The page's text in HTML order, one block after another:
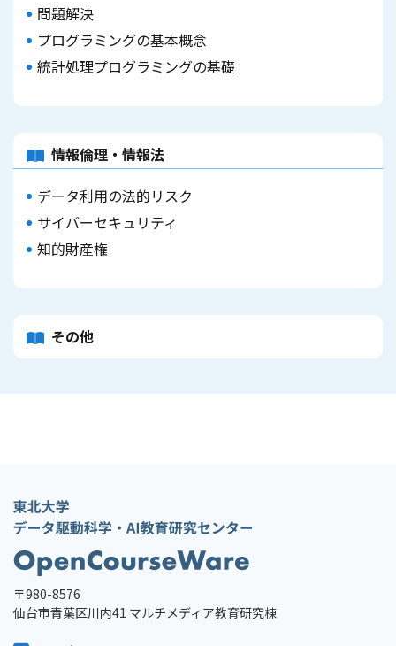
問題解決
プログラミングの基本概念
統計処理プログラミングの基礎
情報倫理・情報法
データ利用の法的リスク
サイバーセキュリティ
知的財産権
その他
〒980-8576
仙台市青葉区川内41 マルチメディア教育研究棟